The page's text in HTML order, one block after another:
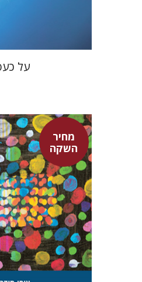
על
מחיר
השקה
ציפי סידר
טלי סידר